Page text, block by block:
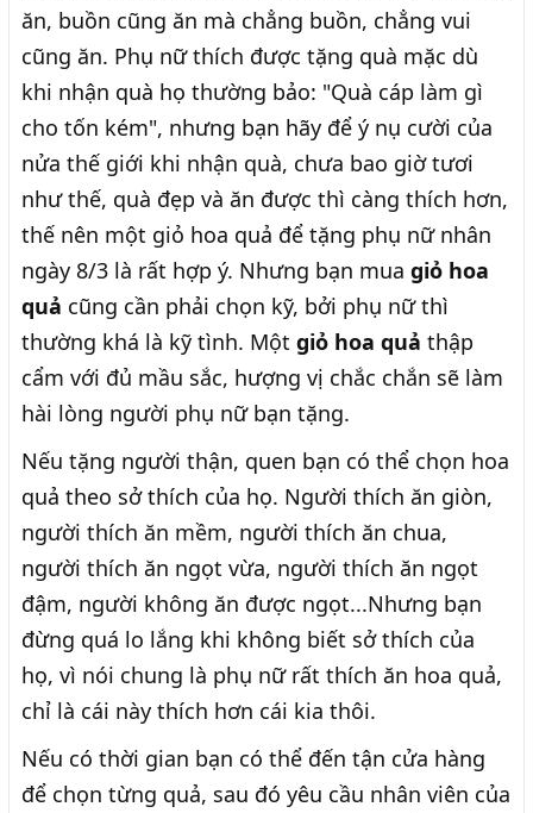
ăn, buồn cũng ăn mà chẳng buồn, chẳng vui
cũng ăn. Phụ nữ thích được tặng quà mặc dù
khi nhận quà họ thường bảo: "Quà cáp làm gì
cho tốn kém", nhưng bạn hãy để ý nụ cười của
nửa thế giới khi nhận quà, chưa bao giờ tươi
như thế, quà đẹp và ăn được thì càng thích hơn,
thế nên một giỏ hoa quả để tặng phụ nữ nhân
ngày 8/3 là rất hợp ý. Nhưng bạn mua giỏ hoa
quả cũng cần phải chọn kỹ, bởi phụ nữ thì
thường khá là kỹ tình. Một giỏ hoa quả thập
cẩm với đủ mầu sắc, hượng vị chắc chắn sẽ làm
hài lòng người phụ nữ bạn tặng.
Nếu tặng người thận, quen bạn có thể chọn hoa
quả theo sở thích của họ. Người thích ăn giòn,
người thích ăn mềm, người thích ăn chua,
người thích ăn ngọt vừa, người thích ăn ngọt
đậm, người không ăn được ngọt...Nhưng bạn
đừng quá lo lắng khi không biết sở thích của
họ, vì nói chung là phụ nữ rất thích ăn hoa quả,
chỉ là cái này thích hơn cái kia thôi.
Nếu có thời gian bạn có thể đến tận cửa hàng
để chọn từng quả, sau đó yêu cầu nhân viên của